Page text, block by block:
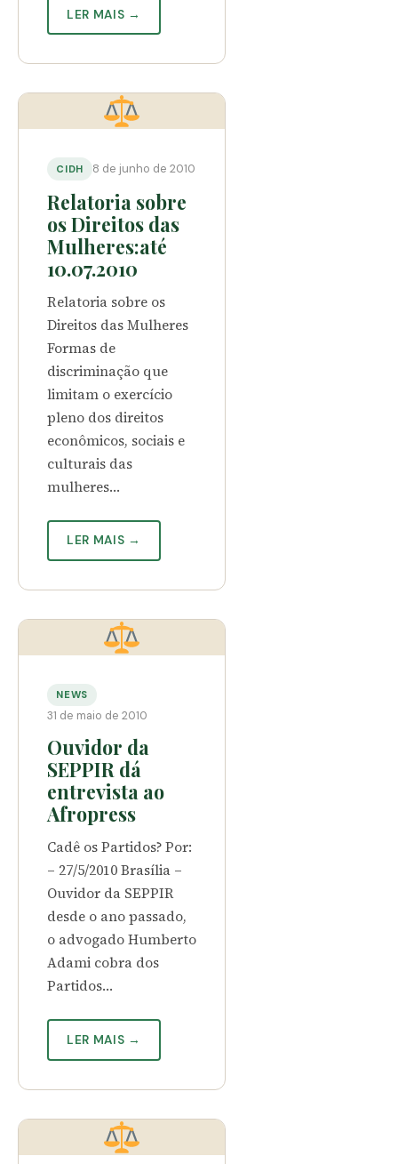
LER MAIS →
CIDH 8 de junho de 2010
Relatoria sobre
os Direitos das
Mulheres:até
10.07.2010
Relatoria sobre os
Direitos das Mulheres
Formas de
discriminação que
limitam o exercício
pleno dos direitos
econômicos, sociais e
culturais das
mulheres…
LER MAIS →
NEWS
31 de maio de 2010
Ouvidor da
SEPPIR dá
entrevista ao
Afropress
Cadê os Partidos? Por:
– 27/5/2010 Brasília –
Ouvidor da SEPPIR
desde o ano passado,
o advogado Humberto
Adami cobra dos
Partidos…
LER MAIS →